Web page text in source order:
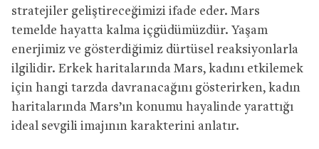
stratejiler geliştireceğimizi ifade eder. Mars
temelde hayatta kalma içgüdümüzdür. Yaşam
enerjimiz ve gösterdiğimiz dürtüsel reaksiyonlarla
ilgilidir. Erkek haritalarında Mars, kadını etkilemek
için hangi tarzda davranacağını gösterirken, kadın
haritalarında Mars’ın konumu hayalinde yarattığı
ideal sevgili imajının karakterini anlatır.